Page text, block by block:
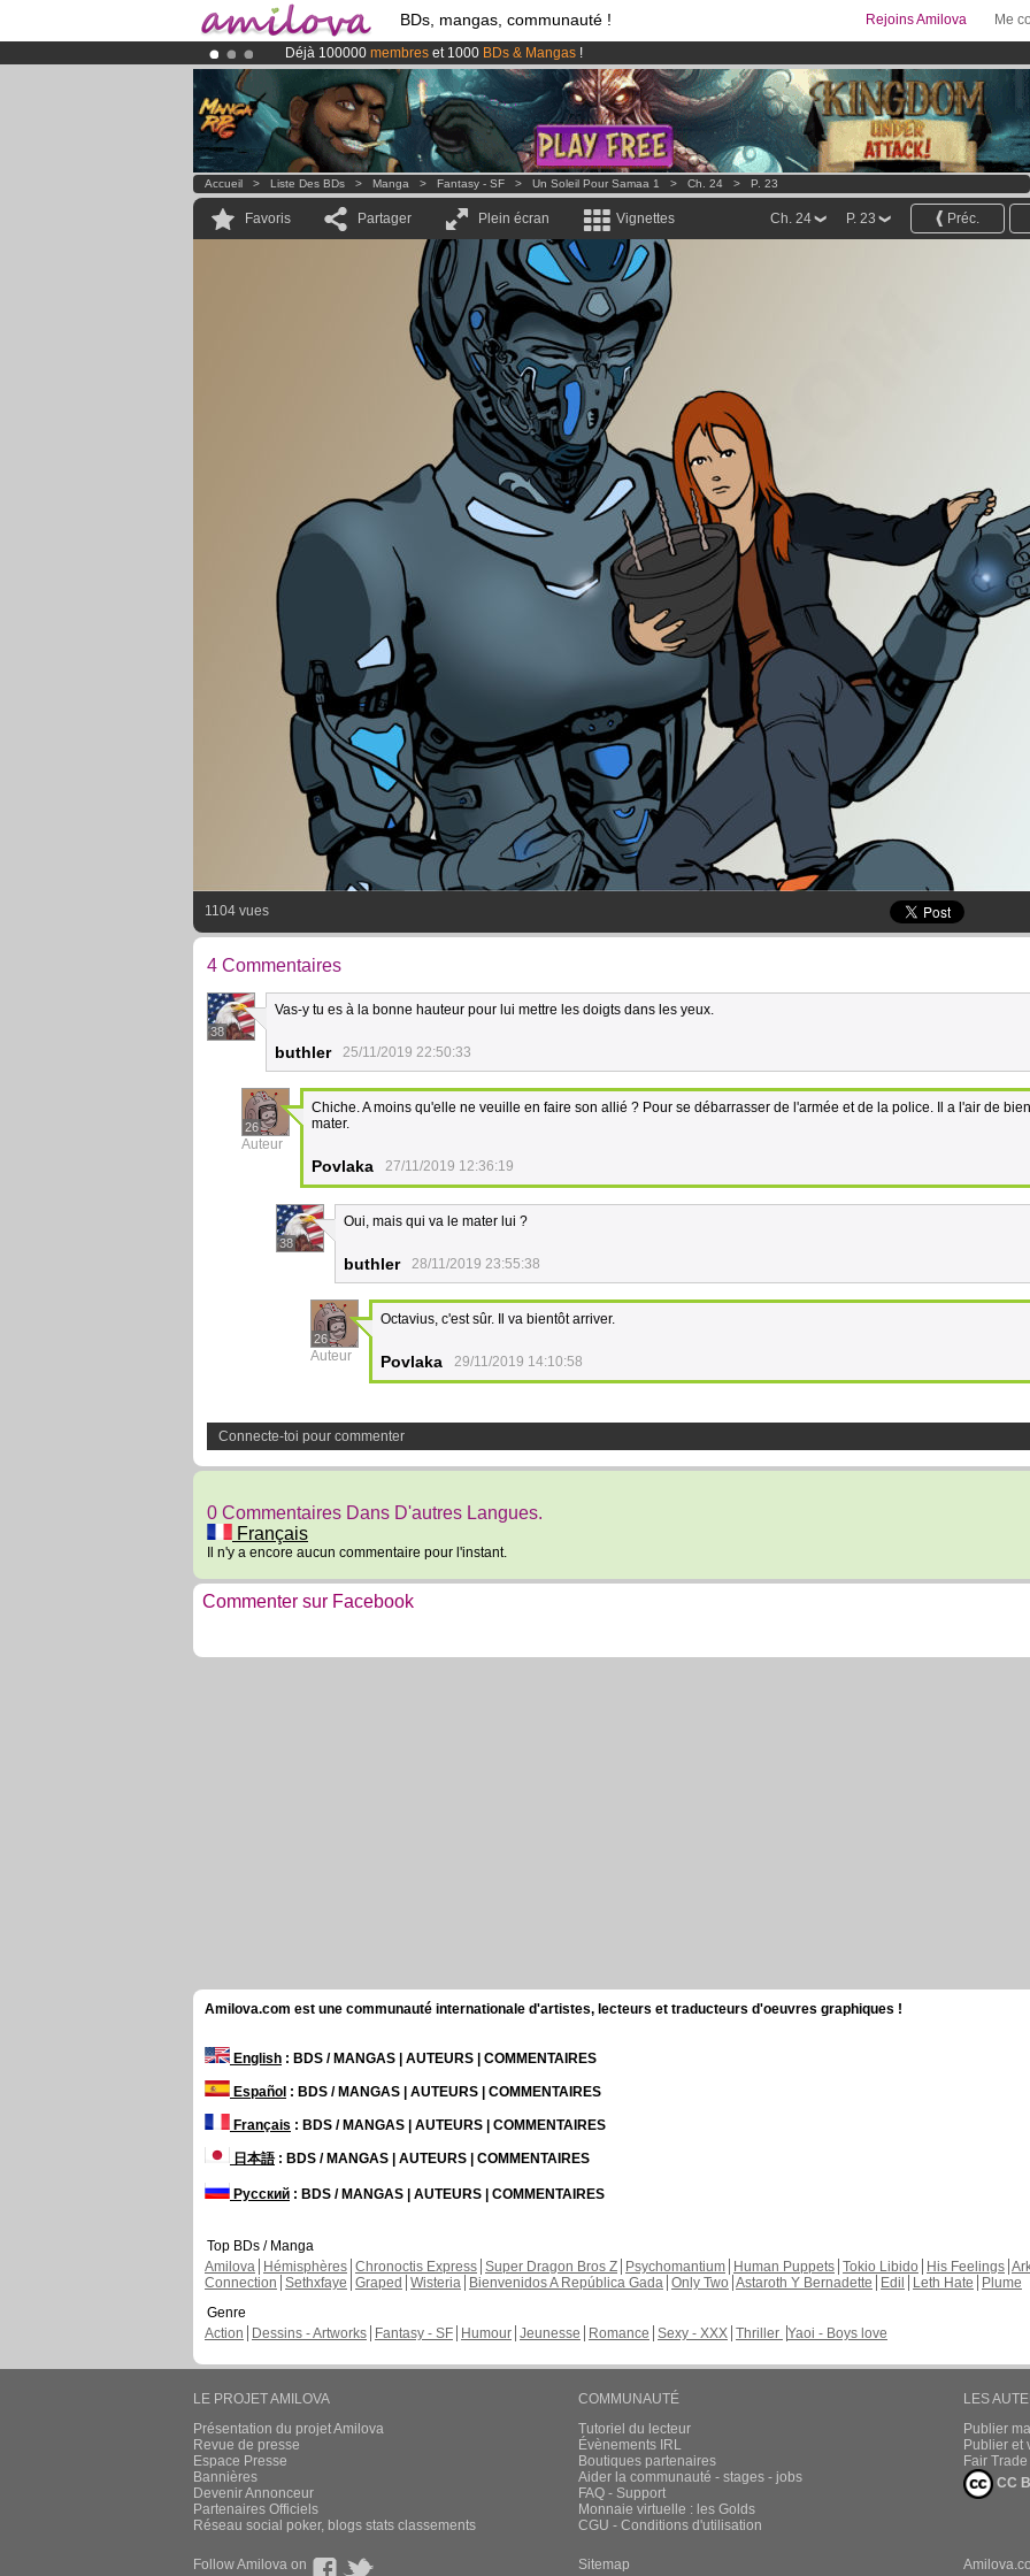
BDs, mangas, communauté ! Me
Rejoins Amilova
Déjà 100000 membres et 1000 BDs & Mangas !
LeKickstarter Amilova est désormais lancé!.
Abonnement premium: à partir de
3.95 eurospar mois !Clique ici pour t'abonner
Accueil > Liste Des BDs > Manga > Fantasy - SF > Un Soleil Pour Samaa 1 > Ch. 24 > P. 23
Favoris Partager Plein écran Vignettes Préc.
P. 23
Ch. 24
1104 vues
4 Commentaires
38
Vas-y tu es à la bonne hauteur pour lui mettre les doigts dans les yeux.
buthler 25/11/2019 22:50:33
26
Auteur
Chiche. A moins qu'elle ne veuille en faire son allié ? Pour se débarrasser de l'armée et de la police. Il a l'air de
mater.
Povlaka 27/11/2019 12:36:19
38
Oui, mais qui va le mater lui ?
buthler 28/11/2019 23:55:38
26
Auteur
Octavius, c'est sûr. Il va bientôt arriver.
Povlaka 29/11/2019 14:10:58
Connecte-toi pour commenter
0 Commentaires Dans D'autres Langues.
Français
Il n'y a encore aucun commentaire pour l'instant.
Commenter sur Facebook
Amilova.com est une communauté internationale d'artistes, lecteurs et traducteurs d'oeuvres graphiques !
English : BDS / MANGAS | AUTEURS | COMMENTAIRES
Español : BDS / MANGAS | AUTEURS | COMMENTAIRES
Français : BDS / MANGAS | AUTEURS | COMMENTAIRES
日本語: BDS / MANGAS | AUTEURS | COMMENTAIRES
Русский : BDS / MANGAS | AUTEURS | COMMENTAIRES
Top BDs / Manga
Amilova
Hémisphères Chronoctis Express Super Dragon Bros Z Psychomantium Human Puppets Tokio Libido His Feelings
Connection Sethxfaye Graped Wisteria Bienvenidos A República Gada Only Two Astaroth Y Bernadette Edil Leth Hate
Plume
Genre
Action
Dessins - Artworks Fantasy - SF Humour Jeunesse Romance Sexy - XXX Thriller Yaoi - Boys love
LE PROJET AMILOVA
Présentation du projet Amilova
Revue de presse
Espace Presse
Bannières
Devenir Annonceur
Partenaires Officiels
Réseau social poker, blogs stats classements
COMMUNAUTÉ
Tutoriel du lecteur
Évènements IRL
Boutiques partenaires
Aider la communauté - stages - jobs
FAQ - Support
Monnaie virtuelle : les Golds
CGU - Conditions d'utilisation
LES
Publier
Publier et
Fair
CC
Follow Amilova on Sitemap